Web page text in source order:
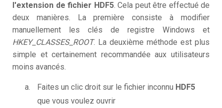
l'extension de fichier HDF5. Cela peut être effectué de
deux manières. La première consiste à modifier
manuellement les clés de registre Windows et
HKEY_CLASSES_ROOT. La deuxième méthode est plus
simple et certainement recommandée aux utilisateurs
moins avancés.
Faites un clic droit sur le fichier inconnu HDF5
que vous voulez ouvrir